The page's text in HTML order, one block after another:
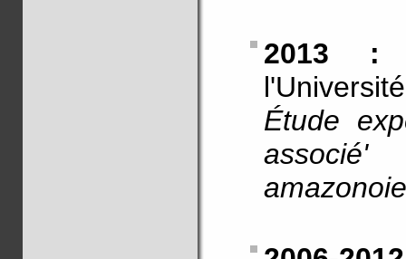
2013 :
Étude